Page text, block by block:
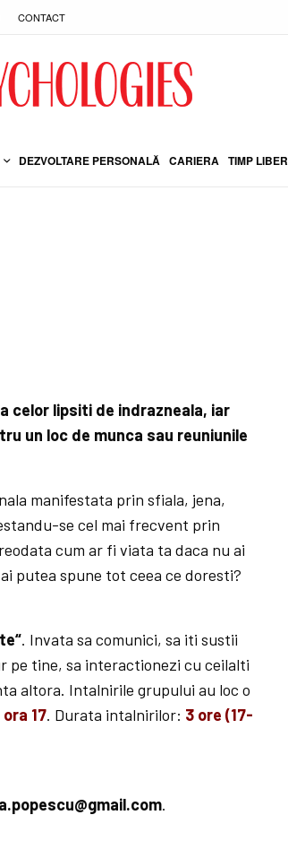
CONTACT
DEZVOLTARE PERSONALĂ CARIERA TIMP LIBER
celor lipsiti de indrazneala, iar
un loc de munca sau reuniunile
manifestata prin sfiala, jena,
se cel mai frecvent prin
cum ar fi viata ta daca nu ai
putea spune tot ceea ce doresti?
. Invata sa comunici, sa iti sustii
pe tine, sa interactionezi cu ceilalti
altora. Intalnirile grupului au loc o
17. Durata intalnirilor: 3 ore (17-
.